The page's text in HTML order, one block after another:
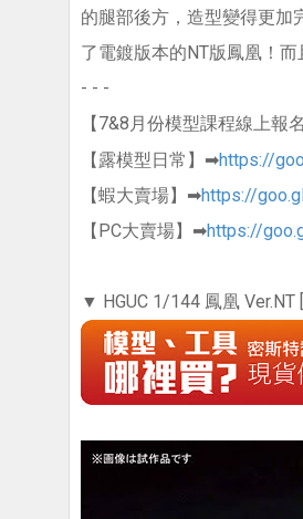
的腿部後方，造型變得更加
了電鍍版本的NT版鳳凰！
- - -
【7&8月份模型課程線上報
【露模型日常】➡https://
【蝦大賣場】➡https://
【PC大賣場】➡https://
▼ HGUC 1/144 鳳凰